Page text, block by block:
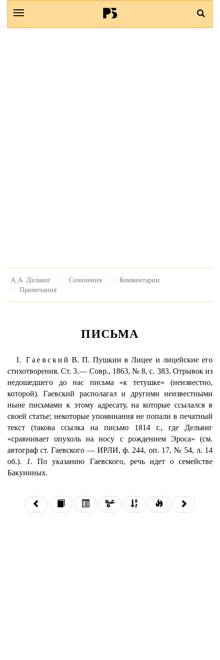
А.А. Дельвиг Сочинения
Комментарии
Примечания
ПИСЬМА
1. Гаевский В. П. Пушкин в Лицее и лицейские его
стихотворения. Ст. 3.— Совр., 1863, № 8, с. 383. Отрывок из
недошедшего до нас письма «к тетушке» (неизвестно,
которой). Гаевский располагал и другими неизвестными
ныне письмами к этому адресату, на которые ссылался в
своей статье; некоторые упоминания не попали в печатный
текст (такова ссылка на письмо 1814 г., где Дельвиг
«сравнивает опухоль на носу с рождением Эроса» (см.
автограф ст. Гаевского — ИРЛИ, ф. 244, оп. 17, № 54, л. 14
об.).
1. По указанию Гаевского, речь идет о семействе
Бакуниных.